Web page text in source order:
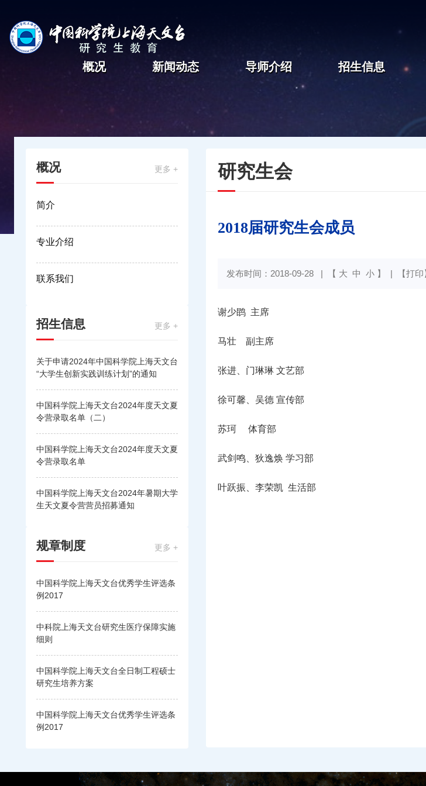
概况 新闻动态 导师介绍 招生信息
研究生会
2018届研究生会成员
发布时间：2018-09-28 | 【 大 中 小 】 | 【打印
谢少鹍 主席
马壮 副主席
张进、门琳琳 文艺部
徐可馨、吴德 宣传部
苏珂 体育部
武剑鸣、狄逸焕 学习部
叶跃振、李荣凯 生活部
概况 更多 +
简介
专业介绍
联系我们
招生信息 更多 +
关于申请2024年中国科学院上海天文台
“大学生创新实践训练计划”的通知
中国科学院上海天文台2024年度天文夏
令营录取名单（二）
中国科学院上海天文台2024年度天文夏
令营录取名单
中国科学院上海天文台2024年暑期大学
生天文夏令营营员招募通知
规章制度 更多 +
中国科学院上海天文台优秀学生评选条
例2017
中科院上海天文台研究生医疗保障实施
细则
中国科学院上海天文台全日制工程硕士
研究生培养方案
中国科学院上海天文台优秀学生评选条
例2017